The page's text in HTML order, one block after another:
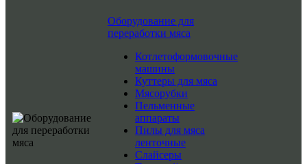
Оборудование для
переработки мяса
Котлетоформовочные
машины
Куттеры для мяса
Мясорубки
Пельменные
аппараты
Пилы для мяса
ленточные
Слайсеры